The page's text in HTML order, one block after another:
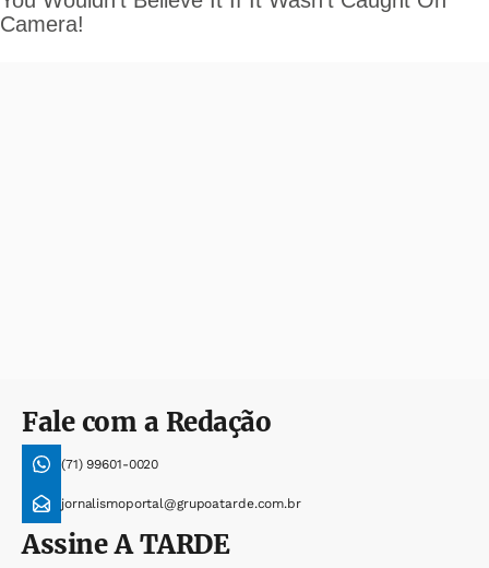
Fale com a Redação
(71) 99601-0020
jornalismoportal@grupoatarde.com.br
AssineA TARDE